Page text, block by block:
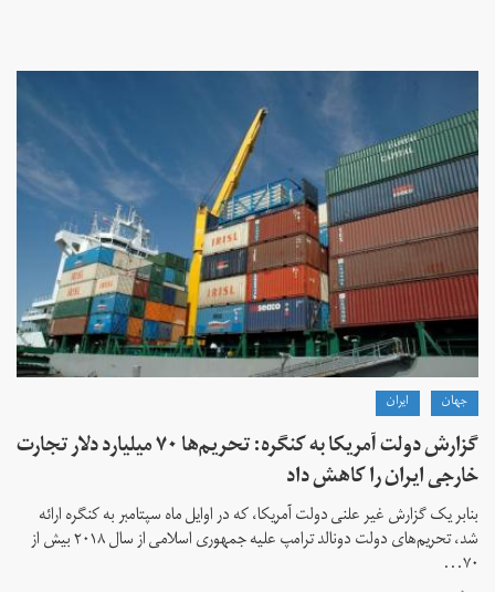
جهان ايران
گزارش دولت آمریکا به کنگره: تحریم‌ها ۷۰ میلیارد دلار تجارت
خارجی ایران را کاهش داد
بنابر یک گزارش غیر علنی دولت آمریکا، که در اوایل ماه سپتامبر به کنگره ارائه
شد، تحریم‌های دولت دونالد ترامپ علیه جمهوری اسلامی از سال ۲۰۱۸ بیش از
۷۰...